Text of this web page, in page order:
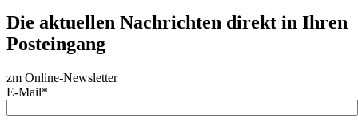
Die aktuellen Nachrichten direkt in Ihren
Posteingang
zm Online-Newsletter
E-Mail*